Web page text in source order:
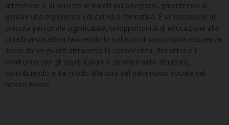
attenzione e di servizio ai fratelli più bisognosi, garantendo ai
giovani una esperienza educativa e formativa. È un’occasione di
crescita personale significativa, un’opportunità di educazione alla
cittadinanza attiva favorendo lo sviluppo di una propria coscienza
libera da pregiudizi attraverso la conoscenza, l’incontro e il
confronto con gli ospiti italiani e stranieri della struttura,
contribuendo in tal modo alla cura del patrimonio sociale del
nostro Paese.